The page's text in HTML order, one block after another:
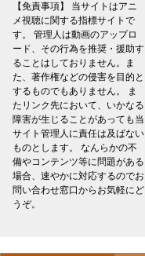
【免責事項】 当サイトはアニ
メ視聴に関する指標サイトで
す。 管理人は動画のアップロ
ード、その行為を推奨・援助す
ることはしておりません。ま
た、著作権などの侵害を目的と
するものでもありません。 ま
たリンク先において、いかなる
障害が生じることがあっても当
サイト管理人に責任は及ばない
ものとします。 なんらかの不
備やコンテンツ等に問題がある
場合、速やかに対応するのでお
問い合わせ窓口からお気軽にど
うぞ。